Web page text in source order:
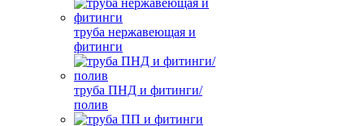
труба нержавеющая и
фитинги
труба ПНД и фитинги/
полив